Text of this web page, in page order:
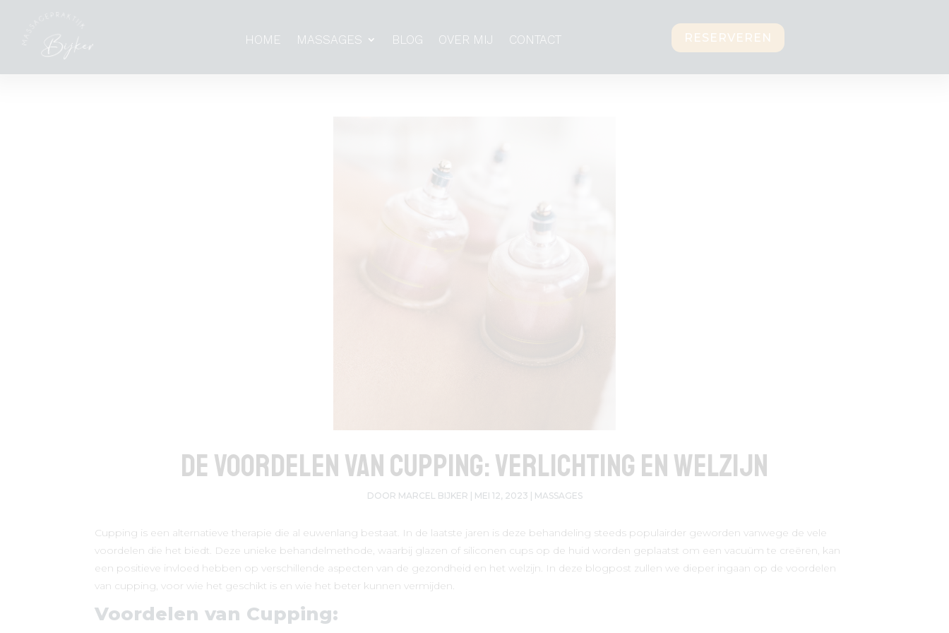
HOME MASSAGES BLOG OVER MIJ CONTACT RESERVEREN
De Voordelen van Cupping: Verlichting en Welzijn
DOOR MARCEL BIJKER MEI 12, 2023 MASSAGES
Cupping is een alternatieve therapie die al euwenlang bestaat. In de laatste jaren is deze behandeling steeds populairder geworden vanwege de vele
voordelen die het biedt. Deze unieke behandelmethode, waarbij glazen of siliconen cups op de huid worden geplaatst om een vacuüm te creëren, kan
een positieve invloed hebben op verschillende aspecten van de gezondheid en het welzijn. In deze blogpost zullen we dieper ingaan op de voordelen
van cupping, voor wie het geschikt is en wie het beter kunnen vermijden.
Voordelen van Cupping: